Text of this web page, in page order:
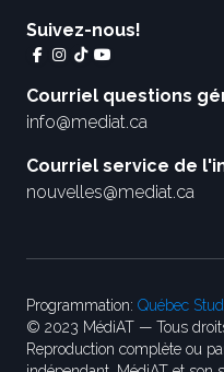
Suivez-nous!
Courriel questions
info@mediat.ca
Courriel service de
nouvelles@mediat.ca
Programmation: Québec
© 2023 MédiAT — Tous
Reproduction complète ou